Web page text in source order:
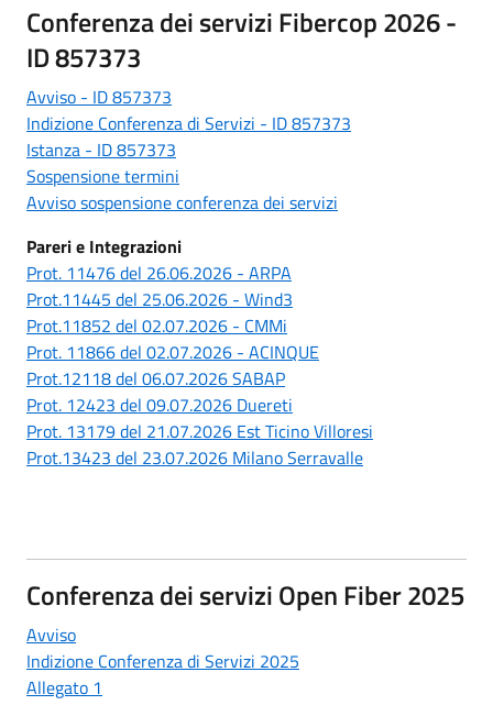
Conferenza dei servizi Fibercop 2026 -
ID 857373
Avviso - ID 857373
Indizione Conferenza di Servizi - ID 857373
Istanza - ID 857373
Sospensione termini
Avviso sospensione conferenza dei servizi
Pareri e Integrazioni
Prot. 11476 del 26.06.2026 - ARPA
Prot.11445 del 25.06.2026 - Wind3
Prot.11852 del 02.07.2026 - CMMi
Prot. 11866 del 02.07.2026 - ACINQUE
Prot.12118 del 06.07.2026 SABAP
Prot. 12423 del 09.07.2026 Duereti
Prot. 13179 del 21.07.2026 Est Ticino Villoresi
Prot.13423 del 23.07.2026 Milano Serravalle
Conferenza dei servizi Open Fiber 2025
Avviso
Indizione Conferenza di Servizi 2025
Allegato 1